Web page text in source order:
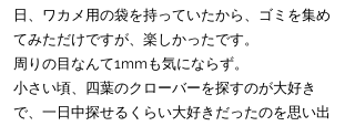
日、ワカメ用の袋を持っていたから、ゴミを集め
てみただけですが、楽しかったです。
周りの目なんて1mmも気にならず。
小さい頃、四葉のクローバーを探すのが大好き
で、一日中探せるくらい大好きだったのを思い出